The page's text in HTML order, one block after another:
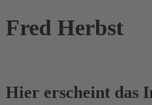
Skip
to
Fred Herbst
Hier erscheint das